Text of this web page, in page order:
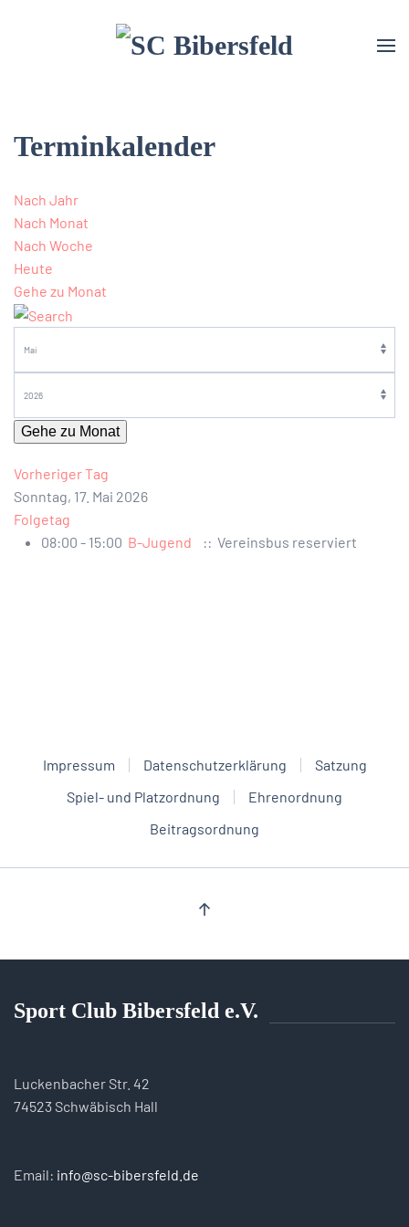
Terminkalender
Nach Jahr
Nach Monat
Nach Woche
Heute
Gehe zu Monat
Gehe zu Monat
Vorheriger Tag
Sonntag, 17. Mai 2026
Folgetag
08:00 - 15:00 B-Jugend :: Vereinsbus reserviert
Impressum Datenschutzerklärung
Satzung
Spiel- und Platzordnung
Ehrenordnung
Beitragsordnung
Sport Club Bibersfeld e.V.
Luckenbacher Str. 42
74523 Schwäbisch Hall
Email: info@sc-bibersfeld.de